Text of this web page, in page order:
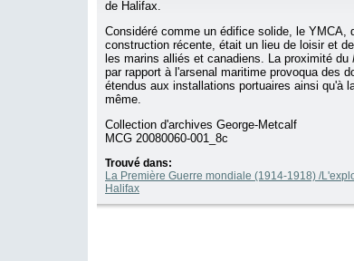
de Halifax.
Considéré comme un édifice solide, le YMCA,
construction récente, était un lieu de loisir et
les marins alliés et canadiens. La proximité du
par rapport à l'arsenal maritime provoqua des
étendus aux installations portuaires ainsi qu'à
même.
Collection d'archives George-Metcalf
MCG 20080060-001_8c
Trouvé dans:
La Première Guerre mondiale (1914-1918) /
Halifax